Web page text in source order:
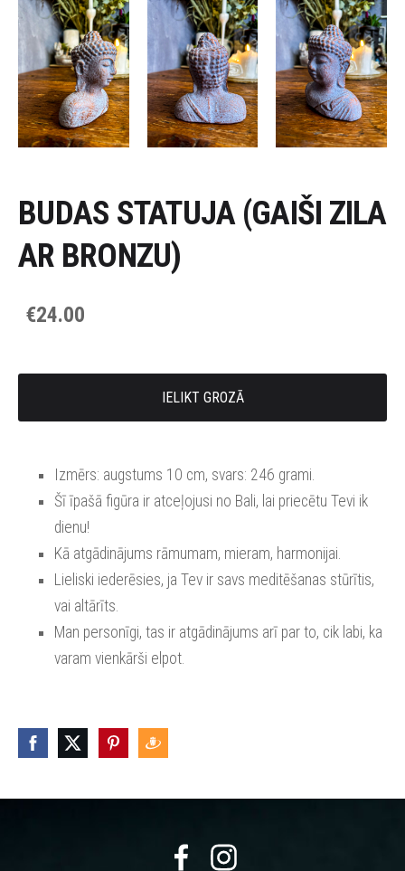
BUDAS STATUJA (GAIŠI ZILA
AR BRONZU)
€24.00
IELIKT GROZĀ
Izmērs: augstums 10 cm, svars: 246 grami.
Šī īpašā figūra ir atceļojusi no Bali, lai priecētu Tevi ik
dienu!
Kā atgādinājums rāmumam, mieram, harmonijai.
Lieliski iederēsies, ja Tev ir savs meditēšanas stūrītis,
vai altārīts.
Man personīgi, tas ir atgādinājums arī par to, cik labi, ka
varam vienkārši elpot.